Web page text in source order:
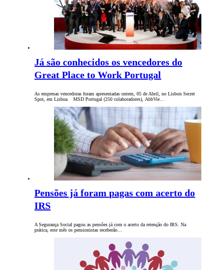
Já são conhecidos os vencedores do
Great Place to Work Portugal
As empresas vencedoras foram apresentadas ontem, 05 de Abril, no Lisbon Secret
Spot, em Lisboa. MSD Portugal (250 colaboradores), AbbVie…
Pensões já foram pagas com acerto do
IRS
A Segurança Social pagou as pensões já com o acerto da retenção do IRS. Na
prática, este mês os pensionistas receberão…